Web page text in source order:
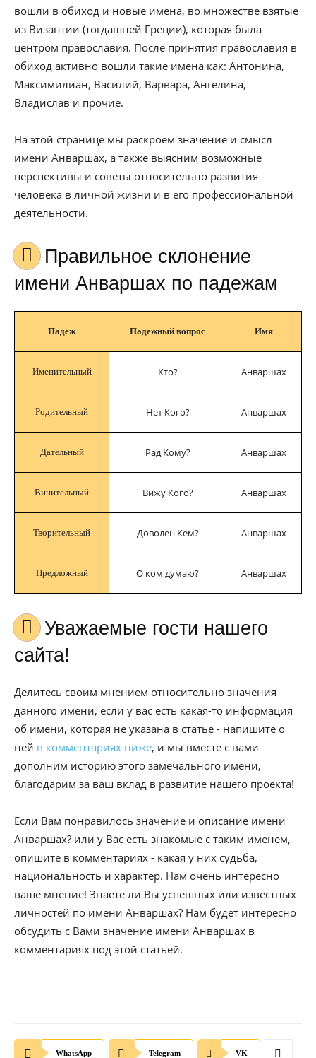
вошли в обиход и новые имена, во множестве взятые
из Византии (тогдашней Греции), которая была
центром православия. После принятия православия в
обиход активно вошли такие имена как: Антонина,
Максимилиан, Василий, Варвара, Ангелина,
Владислав и прочие.
На этой странице мы раскроем значение и смысл
имени Анваршах, а также выясним возможные
перспективы и советы относительно развития
человека в личной жизни и в его профессиональной
деятельности.
Правильное склонение
имени Анваршах по падежам
Падеж Падежный вопрос Имя
Именительный Кто? Анваршах
Родительный Нет Кого? Анваршах
Дательный Рад Кому? Анваршах
Винительный Вижу Кого? Анваршах
Творительный Доволен Кем? Анваршах
Предложный О ком думаю? Анваршах
Уважаемые гости нашего
сайта!
Делитесь своим мнением относительно значения
данного имени, если у вас есть какая-то информация
об имени, которая не указана в статье - напишите о
ней в комментариях ниже, и мы вместе с вами
дополним историю этого замечального имени,
благодарим за ваш вклад в развитие нашего проекта!
Если Вам понравилось значение и описание имени
Анваршах? или у Вас есть знакомые с таким именем,
опишите в комментариях - какая у них судьба,
национальность и характер. Нам очень интересно
ваше мнение! Знаете ли Вы успешных или известных
личностей по имени Анваршах? Нам будет интересно
обсудить с Вами значение имени Анваршах в
комментариях под этой статьей.
WhatsApp Telegram VK